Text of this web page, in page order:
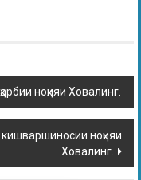
ноҳияи Ховалинг.
ноҳияи
Ховалинг.